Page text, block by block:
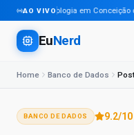
AO VIVO
Tecnologia em Conceição
EuNerd
Home Banco de Dados
BANCO DE DADOS 9.2/10